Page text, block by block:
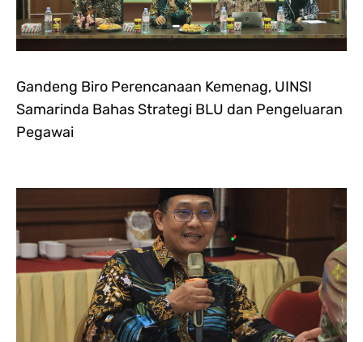
Gandeng Biro Perencanaan Kemenag, UINSI
Samarinda Bahas Strategi BLU dan Pengeluaran
Pegawai